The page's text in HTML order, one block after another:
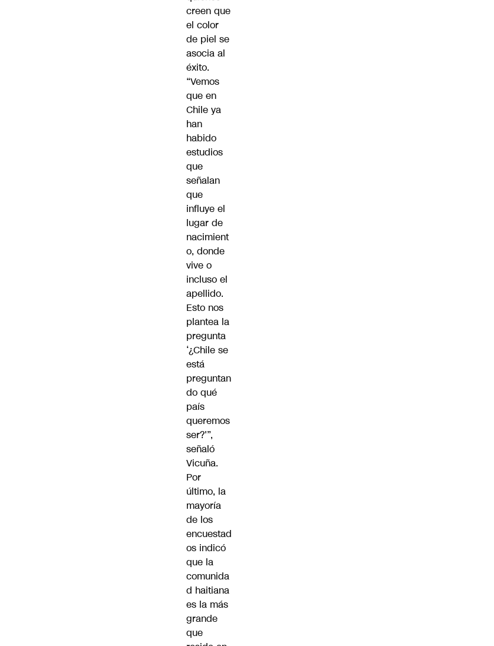
creen que
el color
de piel se
asocia al
éxito.
“Vemos
que en
Chile ya
han
habido
estudios
que
señalan
que
influye el
lugar de
nacimient
o, donde
vive o
incluso el
apellido.
Esto nos
plantea la
pregunta
‘¿Chile se
está
preguntan
do qué
país
queremos
ser?'”,
señaló
Vicuña.
Por
último, la
mayoría
de los
encuestad
os indicó
que la
comunida
d haitiana
es la más
grande
que